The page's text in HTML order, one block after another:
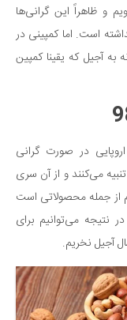
ظاهراً این گرانی‌ها
است. اما کمپینی در
به آجیل که یقینا کمپین
در صورت گرانی
می‌کنند و از آن سری
از جمله محصولاتی است
نتیجه می‌توانیم برای
آجیل نخریم.